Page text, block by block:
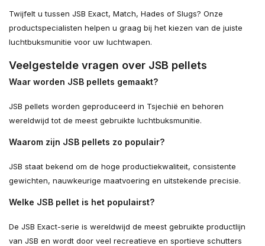
Twijfelt u tussen JSB Exact, Match, Hades of Slugs? Onze
productspecialisten helpen u graag bij het kiezen van de juiste
luchtbuksmunitie voor uw luchtwapen.
Veelgestelde vragen over JSB pellets
Waar worden JSB pellets gemaakt?
JSB pellets worden geproduceerd in Tsjechië en behoren
wereldwijd tot de meest gebruikte luchtbuksmunitie.
Waarom zijn JSB pellets zo populair?
JSB staat bekend om de hoge productiekwaliteit, consistente
gewichten, nauwkeurige maatvoering en uitstekende precisie.
Welke JSB pellet is het populairst?
De JSB Exact-serie is wereldwijd de meest gebruikte productlijn
van JSB en wordt door veel recreatieve en sportieve schutters